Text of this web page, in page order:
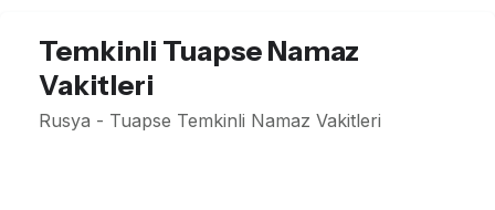
Temkinli Tuapse Namaz
Vakitleri
Rusya - Tuapse Temkinli Namaz Vakitleri